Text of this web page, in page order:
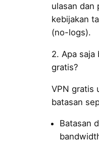
ulasan dan
kebijakan
(no-logs).
2. Apa saja
gratis?
VPN gratis
batasan
Batasan